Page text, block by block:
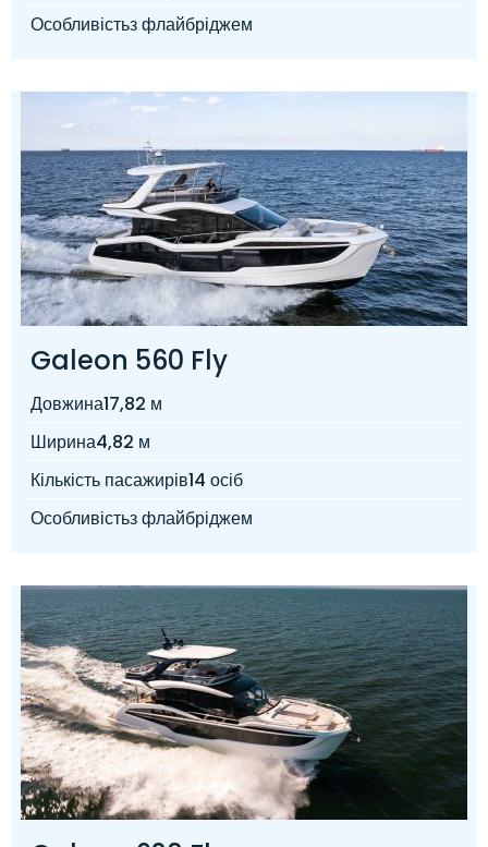
Особливістьз флайбріджем
Galeon 560 Fly
Довжина17,82 м
Ширина4,82 м
Кількість пасажирів14 осіб
Особливістьз флайбріджем